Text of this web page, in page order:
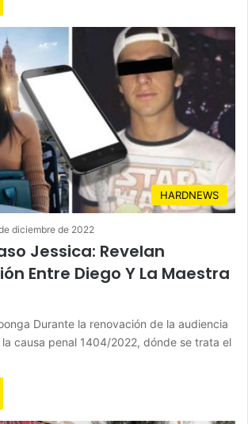
HARDNEWS
diciembre de 2022
Jessica: Revelan
Entre Diego Y La Maestra
Durante la renovación de la audiencia
causa penal 1404/2022, dónde se trata el